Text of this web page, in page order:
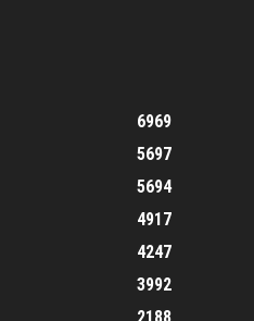
6969
5697
5694
4917
4247
3992